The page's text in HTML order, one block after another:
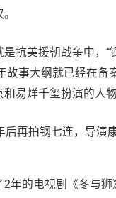
是抗美援朝战争中，
故事大纲就已经在备
易烊千玺扮演的人物
2年的电视剧《冬与